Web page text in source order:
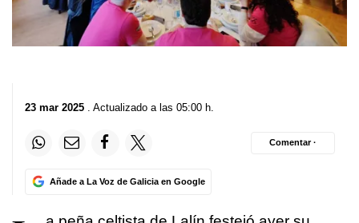
23 mar 2025 . Actualizado a las 05:00 h.
Añade a La Voz de Galicia en Google
Comentar ·